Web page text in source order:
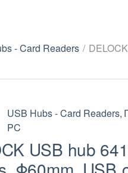
- Card Readers /
USB Hubs - Card Readers,
PC
USB hub